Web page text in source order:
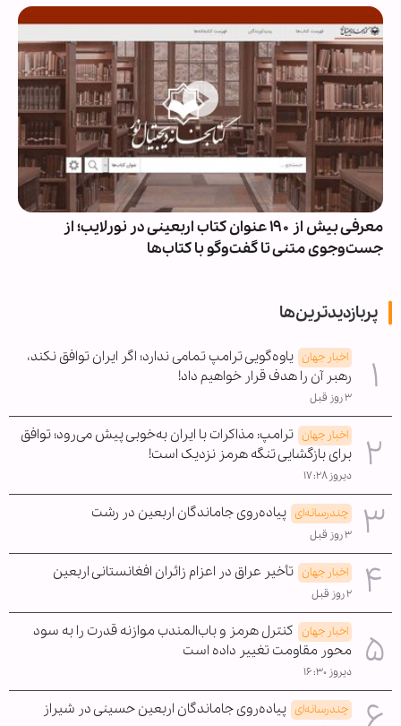
معرفی بیش از ۱۹۰ عنوان کتاب اربعینی در نورلایب؛ از
جست‌وجوی متنی تا گفت‌وگو با کتاب‌ها
پربازدیدترین‌ها
اخبار جهان یاوه‌گویی ترامپ تمامی ندارد؛ اگر ایران توافق نکند،
رهبر آن را هدف قرار خواهیم داد!
۳ روز قبل
اخبار جهان ترامپ: مذاکرات با ایران به‌خوبی پیش می‌رود؛ توافق
برای بازگشایی تنگه هرمز نزدیک است!
دیروز ۱۷:۲۸
چندرسانه‌ای پیاده‌روی جاماندگان اربعین در رشت
۳ روز قبل
اخبار جهان تأخیر عراق در اعزام زائران افغانستانی اربعین
۲ روز قبل
اخبار جهان کنترل هرمز و باب‌المندب موازنه قدرت را به سود
محور مقاومت تغییر داده است
دیروز ۱۶:۳۰
چندرسانه‌ای پیاده‌روی جاماندگان اربعین حسینی در شیراز